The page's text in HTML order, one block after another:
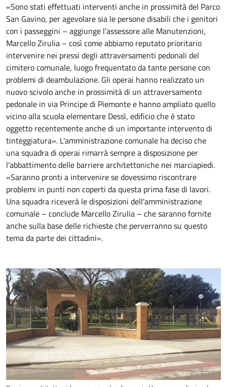
«Sono stati effettuati interventi anche in prossimità del Parco
San Gavino, per agevolare sia le persone disabili che i genitori
con i passeggini – aggiunge l'assessore alle Manutenzioni,
Marcello Zirulia – così come abbiamo reputato prioritario
intervenire nei pressi degli attraversamenti pedonali del
cimitero comunale, luogo frequentato da tante persone con
problemi di deambulazione. Gli operai hanno realizzato un
nuovo scivolo anche in prossimità di un attraversamento
pedonale in via Principe di Piemonte e hanno ampliato quello
vicino alla scuola elementare Dessì, edificio che è stato
oggetto recentemente anche di un importante intervento di
tinteggiatura». L'amministrazione comunale ha deciso che
una squadra di operai rimarrà sempre a disposizione per
l'abbattimento delle barriere architettoniche nei marciapiedi.
«Saranno pronti a intervenire se dovessimo riscontrare
problemi in punti non coperti da questa prima fase di lavori.
Una squadra riceverà le disposizioni dell'amministrazione
comunale – conclude Marcello Zirulia – che saranno fornite
anche sulla base delle richieste che perverranno su questo
tema da parte dei cittadini».